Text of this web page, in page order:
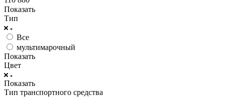
Показать
Тип
Все
мультимарочный
Показать
Цвет
Показать
Тип транспортного средства